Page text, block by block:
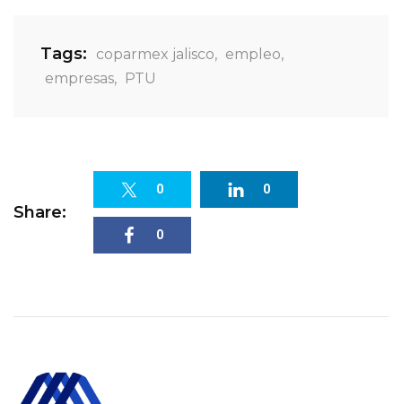
Tags: coparmex jalisco, empleo,
empresas, PTU
Share:
0 0
0